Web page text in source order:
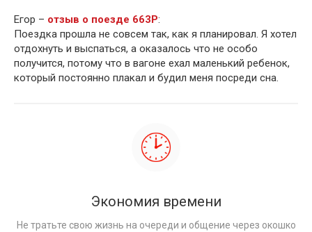
Егор – отзыв о поезде 663Р:
Поездка прошла не совсем так, как я планировал. Я хотел
отдохнуть и выспаться, а оказалось что не особо
получится, потому что в вагоне ехал маленький ребенок,
который постоянно плакал и будил меня посреди сна.
Экономия времени
Не тратьте свою жизнь на очереди и общение через окошко